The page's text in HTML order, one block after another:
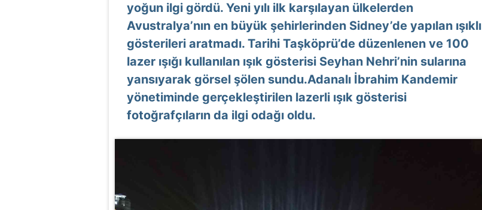
yoğun ilgi gördü. Yeni yılı ilk karşılayan ülkelerden
Avustralya’nın en büyük şehirlerinden Sidney’de yapılan ışıklı
gösterileri aratmadı. Tarihi Taşköprü’de düzenlenen ve 100
lazer ışığı kullanılan ışık gösterisi Seyhan Nehri’nin sularına
yansıyarak görsel şölen sundu.Adanalı İbrahim Kandemir
yönetiminde gerçekleştirilen lazerli ışık gösterisi
fotoğrafçıların da ilgi odağı oldu.